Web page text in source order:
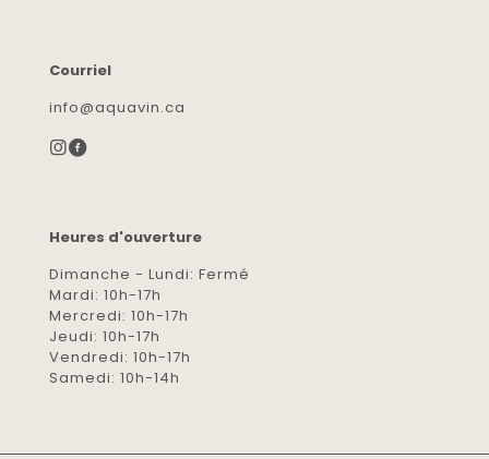
Courriel
info@aquavin.ca
Heures d'ouverture
Dimanche - Lundi: Fermé
Mardi: 10h-17h
Mercredi: 10h-17h
Jeudi: 10h-17h
Vendredi: 10h-17h
Samedi: 10h-14h